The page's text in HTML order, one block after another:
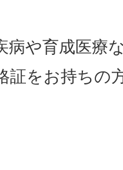
病や育成医療
証をお持ちの